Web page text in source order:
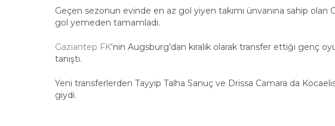
Geçen sezonun evinde en az gol yiyen takımı ünvanına sahip olan
gol yemeden tamamladı.
Gaziantep FK‘nin Augsburg’dan kiralık olarak transfer ettiği genç
tanıştı.
Yeni transferlerden Tayyip Talha Sanuç ve Drissa Camara da
giydi.